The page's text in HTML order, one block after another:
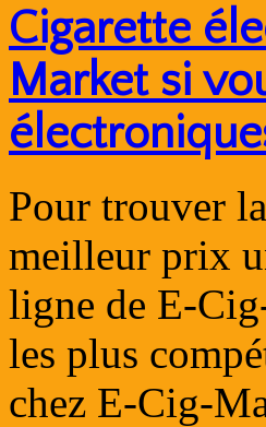
Cigarette
Market si
Pour trouver
meilleur prix
ligne de E-
les plus
chez E-Cig-